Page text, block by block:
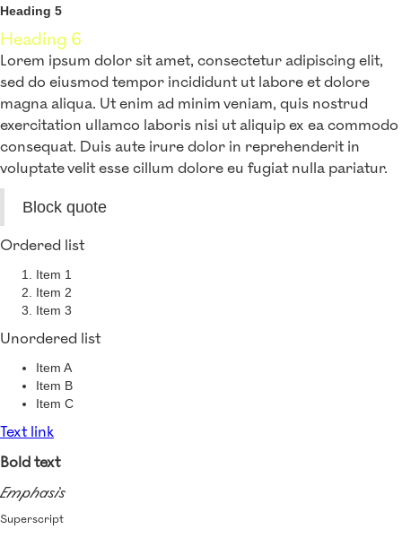
Heading 5
Heading 6
Lorem ipsum dolor sit amet, consectetur adipiscing elit,
sed do eiusmod tempor incididunt ut labore et dolore
magna aliqua. Ut enim ad minim veniam, quis nostrud
exercitation ullamco laboris nisi ut aliquip ex ea commodo
consequat. Duis aute irure dolor in reprehenderit in
voluptate velit esse cillum dolore eu fugiat nulla pariatur.
Block quote
Ordered list
Item 1
Item 2
Item 3
Unordered list
Item A
Item B
Item C
Text link
Bold text
Emphasis
Superscript